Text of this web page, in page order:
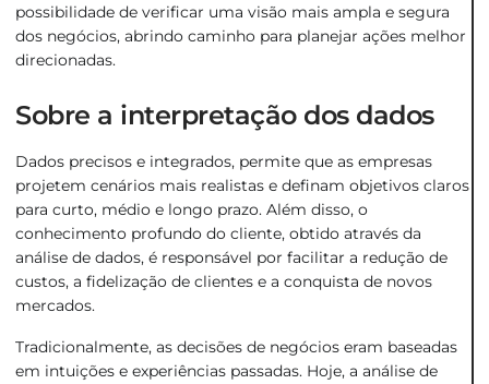
possibilidade de verificar uma visão mais ampla e segura
dos negócios, abrindo caminho para planejar ações melhor
direcionadas.
Sobre a interpretação dos dados
Dados precisos e integrados, permite que as empresas
projetem cenários mais realistas e definam objetivos claros
para curto, médio e longo prazo. Além disso, o
conhecimento profundo do cliente, obtido através da
análise de dados, é responsável por facilitar a redução de
custos, a fidelização de clientes e a conquista de novos
mercados.
Tradicionalmente, as decisões de negócios eram baseadas
em intuições e experiências passadas. Hoje, a análise de